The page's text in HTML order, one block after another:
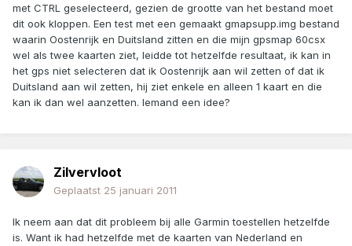
met CTRL geselecteerd, gezien de grootte van het bestand moet
dit ook kloppen. Een test met een gemaakt gmapsupp.img bestand
waarin Oostenrijk en Duitsland zitten en die mijn gpsmap 60csx
wel als twee kaarten ziet, leidde tot hetzelfde resultaat, ik kan in
het gps niet selecteren dat ik Oostenrijk aan wil zetten of dat ik
Duitsland aan wil zetten, hij ziet enkele en alleen 1 kaart en die
kan ik dan wel aanzetten. Iemand een idee?
Zilvervloot
Geplaatst 25 januari 2011
Ik neem aan dat dit probleem bij alle Garmin toestellen hetzelfde
is. Want ik had hetzelfde met de kaarten van Nederland en